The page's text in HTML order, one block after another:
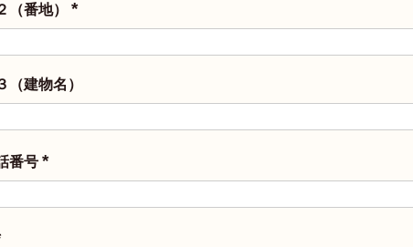
（番地）
須
（建物名）
番号
須